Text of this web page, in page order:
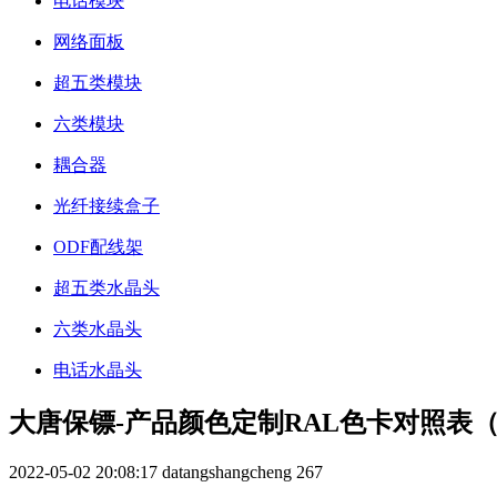
网络面板
超五类模块
六类模块
耦合器
光纤接续盒子
ODF配线架
超五类水晶头
六类水晶头
电话水晶头
大唐保镖-产品颜色定制RAL色卡对照表（
2022-05-02 20:08:17 datangshangcheng 267